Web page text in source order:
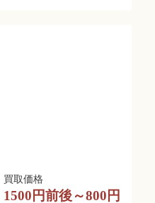
1500円前後～800円